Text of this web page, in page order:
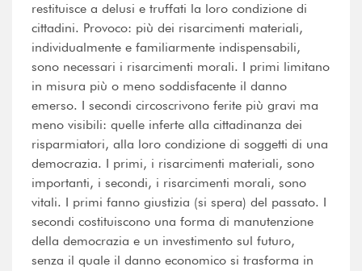
restituisce a delusi e truffati la loro condizione di
cittadini. Provoco: più dei risarcimenti materiali,
individualmente e familiarmente indispensabili,
sono necessari i risarcimenti morali. I primi limitano
in misura più o meno soddisfacente il danno
emerso. I secondi circoscrivono ferite più gravi ma
meno visibili: quelle inferte alla cittadinanza dei
risparmiatori, alla loro condizione di soggetti di una
democrazia. I primi, i risarcimenti materiali, sono
importanti, i secondi, i risarcimenti morali, sono
vitali. I primi fanno giustizia (si spera) del passato. I
secondi costituiscono una forma di manutenzione
della democrazia e un investimento sul futuro,
senza il quale il danno economico si trasforma in